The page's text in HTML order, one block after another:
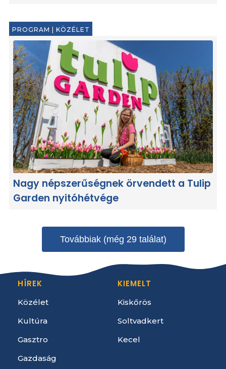
PROGRAM | KÖZÉLET
Nagy népszerűségnek örvendett a Tulip
Garden nyitóhétvége
Továbbiak (még 29 találat)
HÍREK
Közélet
Kultúra
Gasztro
Gazdaság
KIEMELT
Kiskőrös
Soltvadkert
Kecel